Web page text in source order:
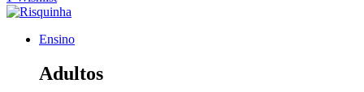
Ensino
Adultos